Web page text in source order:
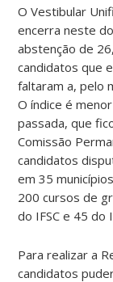
O Vestibular
encerra neste
abstenção de
candidatos que
faltaram a, pelo
O índice é
passada, que
Comissão
candidatos
em 35
200 cursos de
do IFSC e 45 do
Para realizar a
candidatos